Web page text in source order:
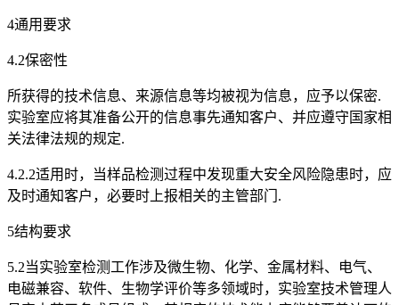
4通用要求
4.2保密性
所获得的技术信息、来源信息等均被视为信息，应予以保密.
实验室应将其准备公开的信息事先通知客户、并应遵守国家相
关法律法规的规定.
4.2.2适用时，当样品检测过程中发现重大安全风险隐患时，应
及时通知客户，必要时上报相关的主管部门.
5结构要求
5.2当实验室检测工作涉及微生物、化学、金属材料、电气、
电磁兼容、软件、生物学评价等多领域时，实验室技术管理人